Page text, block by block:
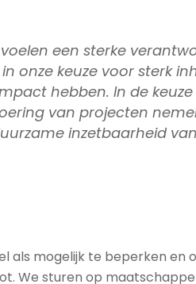
een sterke
onze keuze voor sterk
hebben. In de
van projecten
inzetbaarheid
als mogelijk te beperken en
We sturen op